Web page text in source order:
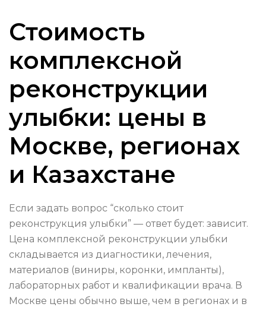
Стоимость
комплексной
реконструкции
улыбки: цены в
Москве, регионах
и Казахстане
Если задать вопрос “сколько стоит
реконструкция улыбки” — ответ будет: зависит.
Цена комплексной реконструкции улыбки
складывается из диагностики, лечения,
материалов (виниры, коронки, импланты),
лабораторных работ и квалификации врача. В
Москве цены обычно выше, чем в регионах и в